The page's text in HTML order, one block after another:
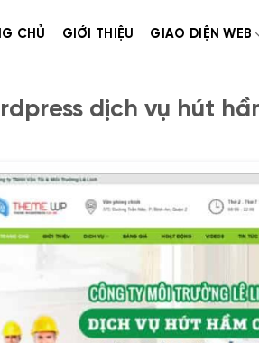
CHỦ GIỚI THIỆU GIAO DIỆN WEB
dịch vụ hút